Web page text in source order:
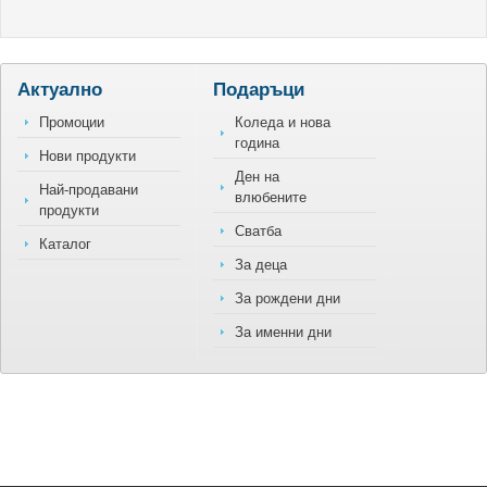
Актуално
Промоции
Нови продукти
Най-продавани
продукти
Каталог
Подаръци
Коледа и нова
година
Ден на
влюбените
Сватба
За деца
За рождени дни
За именни дни